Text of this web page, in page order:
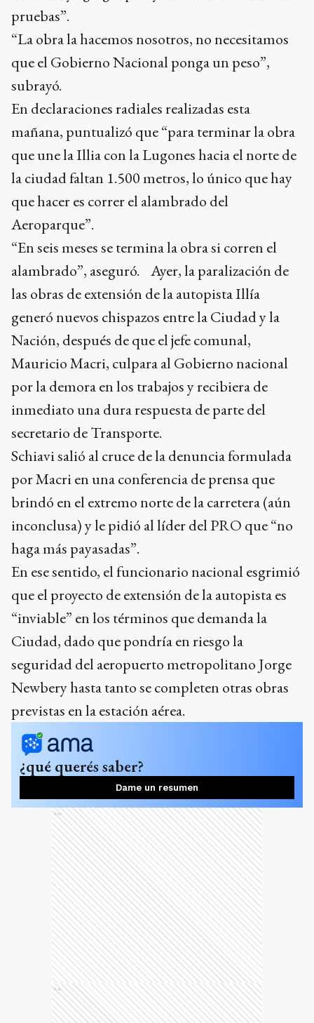
pruebas”.
“La obra la hacemos nosotros, no necesitamos
que el Gobierno Nacional ponga un peso”,
subrayó.
En declaraciones radiales realizadas esta
mañana, puntualizó que “para terminar la obra
que une la Illia con la Lugones hacia el norte de
la ciudad faltan 1.500 metros, lo único que hay
que hacer es correr el alambrado del
Aeroparque”.
“En seis meses se termina la obra si corren el
alambrado”, aseguró. Ayer, la paralización de
las obras de extensión de la autopista Illía
generó nuevos chispazos entre la Ciudad y la
Nación, después de que el jefe comunal,
Mauricio Macri, culpara al Gobierno nacional
por la demora en los trabajos y recibiera de
inmediato una dura respuesta de parte del
secretario de Transporte.
Schiavi salió al cruce de la denuncia formulada
por Macri en una conferencia de prensa que
brindó en el extremo norte de la carretera (aún
inconclusa) y le pidió al líder del PRO que “no
haga más payasadas”.
En ese sentido, el funcionario nacional esgrimió
que el proyecto de extensión de la autopista es
“inviable” en los términos que demanda la
Ciudad, dado que pondría en riesgo la
seguridad del aeropuerto metropolitano Jorge
Newbery hasta tanto se completen otras obras
previstas en la estación aérea.
¿qué querés saber?
Dame un resumen
Ads
Ads